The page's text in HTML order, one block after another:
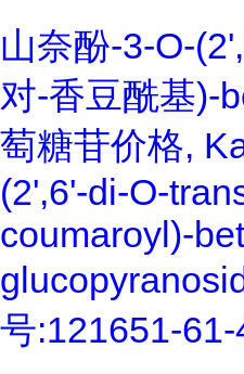
山奈酚-3-O-
对-香豆酰基)-
萄糖苷价格,
(2',6'-di-O-
coumaroyl)-
号:121651-61-